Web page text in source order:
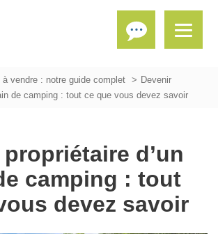
à vendre : notre guide complet
Devenir
de camping : tout ce que vous devez savoir
d’un
camping : tout
devez savoir